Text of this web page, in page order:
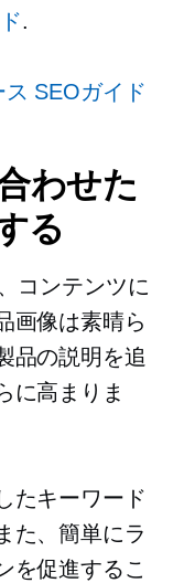
.
SEOガイド
わせた
る
コンテンツに
画像は素晴ら
品の説明を追
に高まりま
たキーワード
た、簡単にラ
を促進するこ